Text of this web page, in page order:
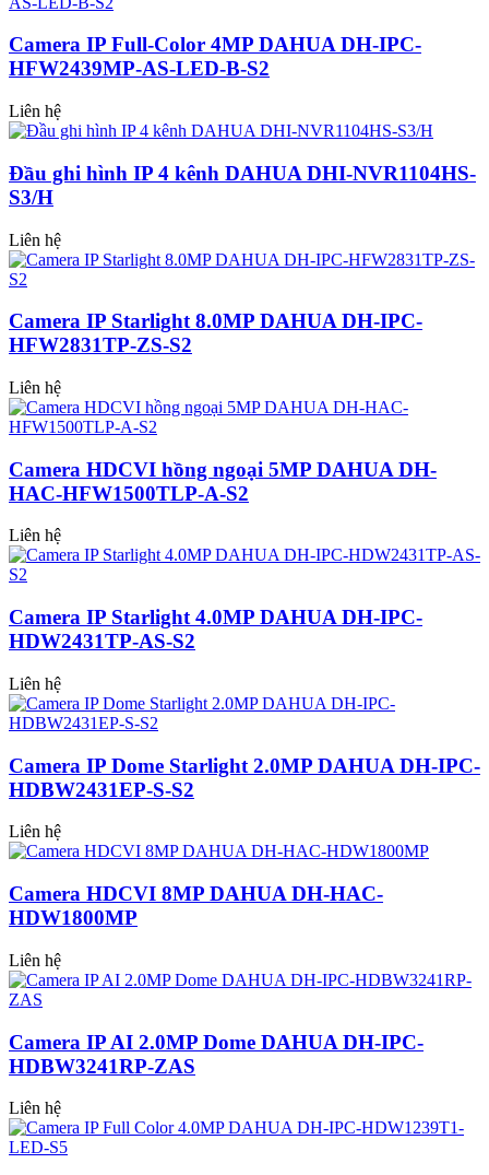
Camera IP Full-Color 4MP DAHUA DH-IPC-
HFW2439MP-AS-LED-B-S2
Liên hệ
Đầu ghi hình IP 4 kênh DAHUA DHI-NVR1104HS-
S3/H
Liên hệ
Camera IP Starlight 8.0MP DAHUA DH-IPC-
HFW2831TP-ZS-S2
Liên hệ
Camera HDCVI hồng ngoại 5MP DAHUA DH-
HAC-HFW1500TLP-A-S2
Liên hệ
Camera IP Starlight 4.0MP DAHUA DH-IPC-
HDW2431TP-AS-S2
Liên hệ
Camera IP Dome Starlight 2.0MP DAHUA DH-IPC-
HDBW2431EP-S-S2
Liên hệ
Camera HDCVI 8MP DAHUA DH-HAC-
HDW1800MP
Liên hệ
Camera IP AI 2.0MP Dome DAHUA DH-IPC-
HDBW3241RP-ZAS
Liên hệ